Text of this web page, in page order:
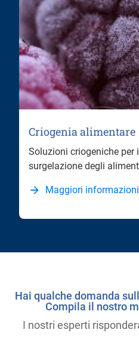
Criogenia alimentare
Soluzioni criogeniche
surgelazione degli
Maggiori informazioni
Hai qualche domanda
Compila il nostro
I nostri esperti